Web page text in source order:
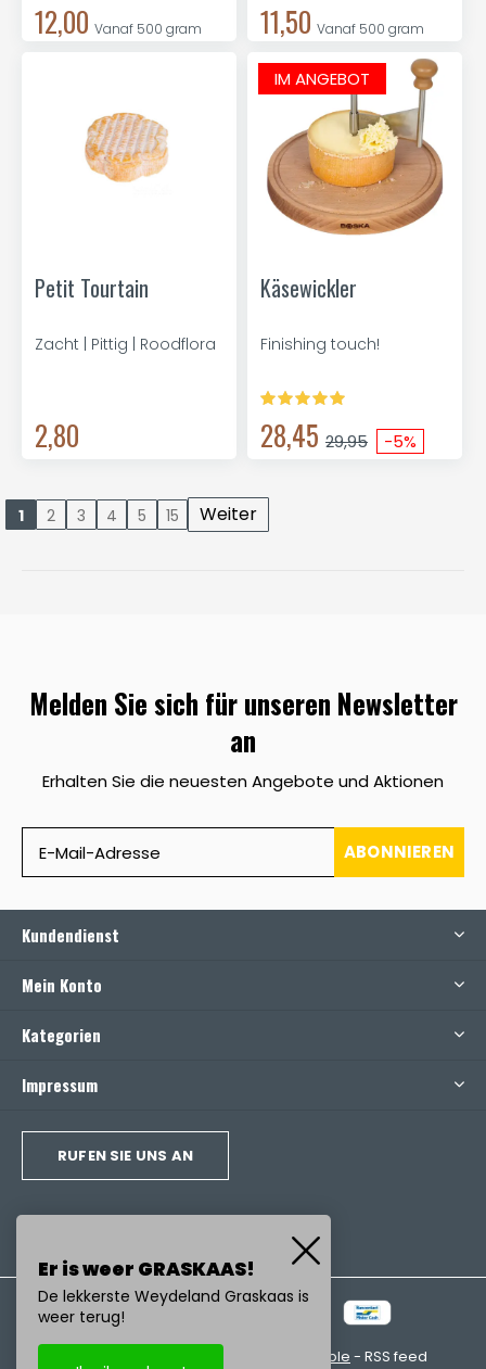
12,00 Vanaf 500 gram 11,50 Vanaf 500 gram
Petit Tourtain
Zacht | Pittig | Roodflora
2,80
IM ANGEBOT
Käsewickler
Finishing touch!
28,45 29,95 -5%
1 2 3 4 5 15 Weiter
Melden Sie sich für unseren Newsletter
an
Erhalten Sie die neuesten Angebote und Aktionen
ABONNIEREN
Kundendienst
Mein Konto
Kategorien
Impressum
RUFEN SIE UNS AN
emarkable - RSS feed
Er is weer GRASKAAS!
De lekkerste Weydeland Graskaas is
weer terug!